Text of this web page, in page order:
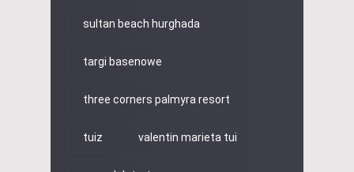
sultan beach hurghada
targi basenowe
three corners palmyra resort
tuiz valentin marieta tui